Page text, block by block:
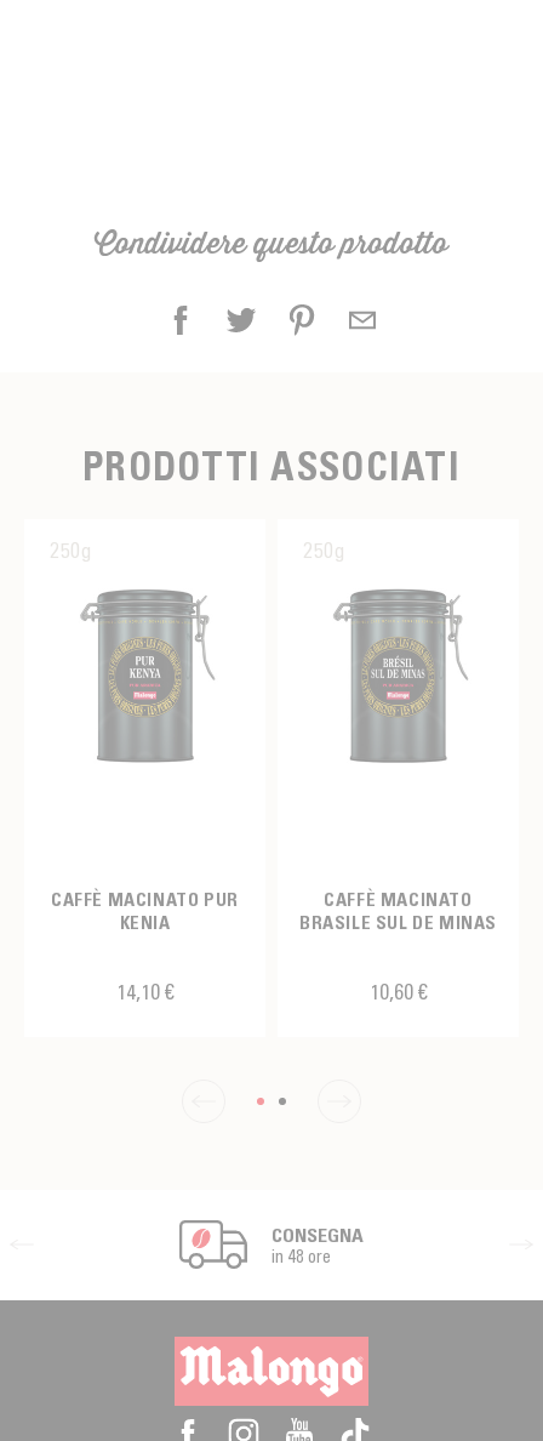
Condividere questo prodotto
PRODOTTI ASSOCIATI
250g
CAFFÈ MACINATO PUR
KENIA
14,10 €
250g
CAFFÈ MACINATO
BRASILE SUL DE MINAS
10,60 €
CONSEGNA
in 48 ore